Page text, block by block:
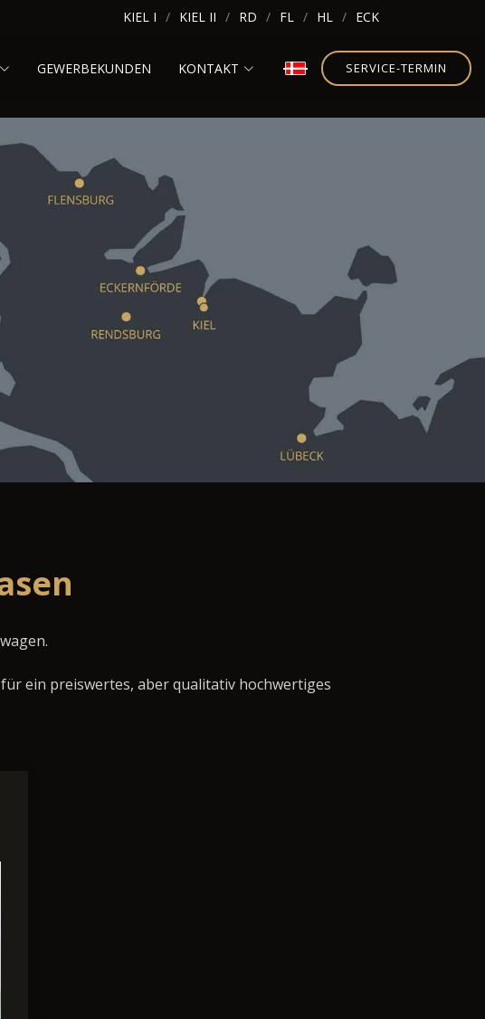
KIEL I KIEL II RD FL HL ECK
GEWERBEKUNDEN KONTAKT SERVICE-TERMIN
ein preiswertes, aber qualitativ hochwertiges